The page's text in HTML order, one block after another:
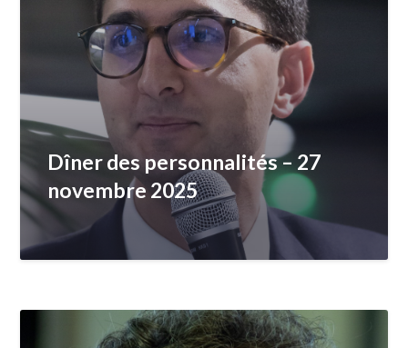
Dîner des personnalités – 27
novembre 2025